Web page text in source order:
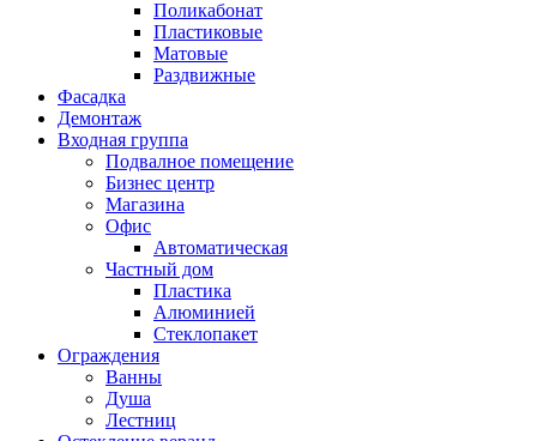
Поликабонат
Пластиковые
Матовые
Раздвижные
Фасадка
Демонтаж
Входная группа
Подвалное помещение
Бизнес центр
Магазина
Офис
Автоматическая
Частный дом
Пластика
Алюминией
Стеклопакет
Ограждения
Ванны
Душа
Лестниц